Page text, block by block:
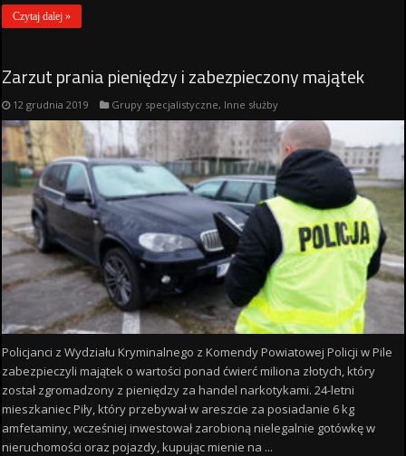
Czytaj dalej »
Zarzut prania pieniędzy i zabezpieczony majątek
12 grudnia 2019 Grupy specjalistyczne, Inne służby
Policjanci z Wydziału Kryminalnego z Komendy Powiatowej Policji w Pile
zabezpieczyli majątek o wartości ponad ćwierć miliona złotych, który
został zgromadzony z pieniędzy za handel narkotykami. 24-letni
mieszkaniec Piły, który przebywał w areszcie za posiadanie 6 kg
amfetaminy, wcześniej inwestował zarobioną nielegalnie gotówkę w
nieruchomości oraz pojazdy, kupując mienie na ...